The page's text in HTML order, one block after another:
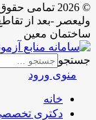
© 2026
ساختمان معین
جستجو
منوی ورود
خانه
دکتری